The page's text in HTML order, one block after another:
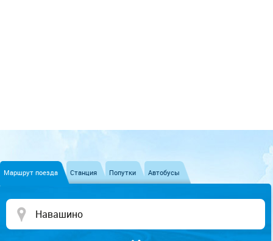
Маршрут поезда Станция Попутки Автобусы